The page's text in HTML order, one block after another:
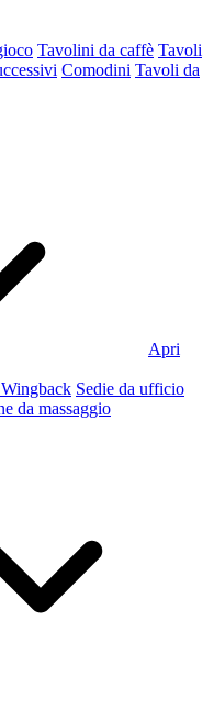
Tavolini da caffè Tavoli
Comodini Tavoli da
Apri
Sedie da ufficio
da massaggio